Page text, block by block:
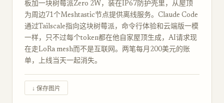
板加一块树莓派Zero 2W，装在IP67防护壳里，从屋顶
为周边71个Meshtastic节点提供离线服务。Claude Code
通过Tailscale指向这块树莓派，命令行体验和云端版一模
一样，只不过每个token都在他自家屋顶生成，AI请求现
在走LoRa mesh而不是互联网。两笔每月200美元的账
单，上线当天一起消失。
↓ 保存图片